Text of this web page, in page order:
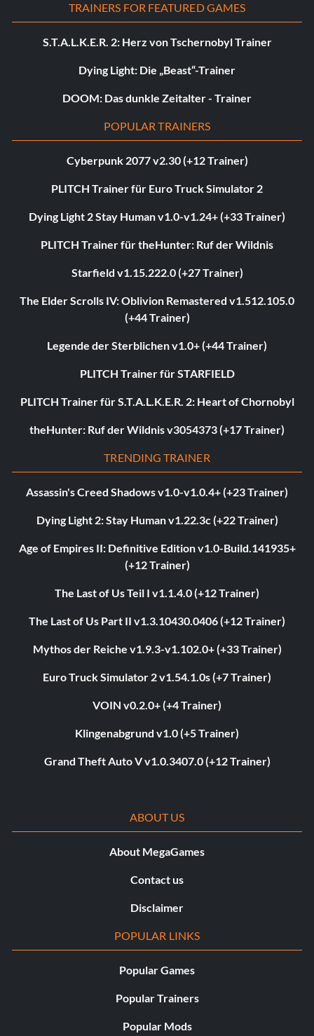
TRAINERS FOR FEATURED GAMES
S.T.A.L.K.E.R. 2: Herz von Tschernobyl Trainer
Dying Light: Die „Beast“-Trainer
DOOM: Das dunkle Zeitalter - Trainer
POPULAR TRAINERS
Cyberpunk 2077 v2.30 (+12 Trainer)
PLITCH Trainer für Euro Truck Simulator 2
Dying Light 2 Stay Human v1.0-v1.24+ (+33 Trainer)
PLITCH Trainer für theHunter: Ruf der Wildnis
Starfield v1.15.222.0 (+27 Trainer)
The Elder Scrolls IV: Oblivion Remastered v1.512.105.0
(+44 Trainer)
Legende der Sterblichen v1.0+ (+44 Trainer)
PLITCH Trainer für STARFIELD
PLITCH Trainer für S.T.A.L.K.E.R. 2: Heart of Chornobyl
theHunter: Ruf der Wildnis v3054373 (+17 Trainer)
TRENDING TRAINER
Assassin's Creed Shadows v1.0-v1.0.4+ (+23 Trainer)
Dying Light 2: Stay Human v1.22.3c (+22 Trainer)
Age of Empires II: Definitive Edition v1.0-Build.141935+
(+12 Trainer)
The Last of Us Teil I v1.1.4.0 (+12 Trainer)
The Last of Us Part II v1.3.10430.0406 (+12 Trainer)
Mythos der Reiche v1.9.3-v1.102.0+ (+33 Trainer)
Euro Truck Simulator 2 v1.54.1.0s (+7 Trainer)
VOIN v0.2.0+ (+4 Trainer)
Klingenabgrund v1.0 (+5 Trainer)
Grand Theft Auto V v1.0.3407.0 (+12 Trainer)
ABOUT US
About MegaGames
Contact us
Disclaimer
POPULAR LINKS
Popular Games
Popular Trainers
Popular Mods